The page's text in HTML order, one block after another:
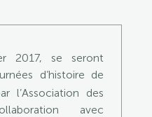
2017, se seront
d’histoire de
l’Association des
avec